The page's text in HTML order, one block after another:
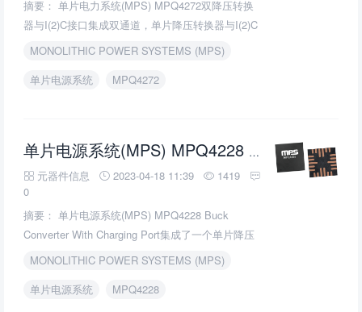
摘要： 单片电力系统(MPS) MPQ4272双降压转换
器与I(2)C接口集成双通道，单片降压转换器与I(2)C
接口。
MONOLITHIC POWER SYSTEMS (MPS)
单片电源系统
MPQ4272
单片电源系统(MPS) MPQ4228
Buck转换器与
元器件信息 2023-04-18 11:39
1419
0
摘要： 单片电源系统(MPS) MPQ4228 Buck
Converter With Charging Port集成了一个单片降压
开关模式转换器和一个USB限流开关。
MONOLITHIC POWER SYSTEMS (MPS)
单片电源系统
MPQ4228